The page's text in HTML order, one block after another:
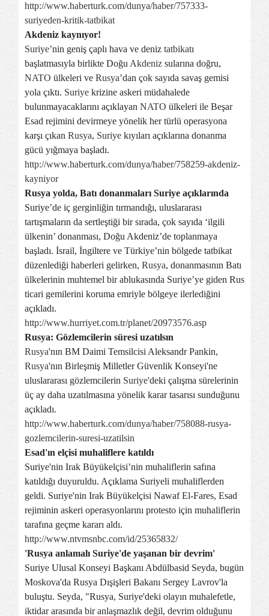
http://www.haberturk.com/dunya/haber/757333-
suriyeden-kritik-tatbikat
Akdeniz kaynıyor!
Suriye’nin geniş çaplı hava ve deniz tatbikatı
başlatmasıyla birlikte Doğu Akdeniz sularına doğru,
NATO ülkeleri ve Rusya’dan çok sayıda savaş gemisi
yola çıktı. Suriye krizine askeri müdahalede
bulunmayacaklarını açıklayan NATO ülkeleri ile Beşar
Esad rejimini devirmeye yönelik her türlü operasyona
karşı çıkan Rusya, Suriye kıyıları açıklarına donanma
gücü yığmaya başladı.
http://www.haberturk.com/dunya/haber/758259-akdeniz-
kayniyor
Rusya yolda, Batı donanmaları Suriye açıklarında
Suriye’de iç gerginliğin tırmandığı, uluslararası
tartışmaların da sertleştiği bir sırada, çok sayıda ‘ilgili
ülkenin’ donanması, Doğu Akdeniz’de toplanmaya
başladı. İsrail, İngiltere ve Türkiye’nin bölgede tatbikat
düzenlediği haberleri gelirken, Rusya, donanmasının Batı
ülkelerinin muhtemel bir ablukasında Suriye’ye giden Rus
ticari gemilerini koruma emriyle bölgeye ilerlediğini
açıkladı.
http://www.hurriyet.com.tr/planet/20973576.asp
Rusya: Gözlemcilerin süresi uzatılsın
Rusya'nın BM Daimi Temsilcisi Aleksandr Pankin,
Rusya'nın Birleşmiş Milletler Güvenlik Konseyi'ne
uluslararası gözlemcilerin Suriye'deki çalışma sürelerinin
üç ay daha uzatılmasına yönelik karar tasarısı sunduğunu
açıkladı.
http://www.haberturk.com/dunya/haber/758088-rusya-
gozlemcilerin-suresi-uzatilsin
Esad'ın elçisi muhaliflere katıldı
Suriye'nin Irak Büyükelçisi’nin muhaliflerin safına
katıldığı duyuruldu. Açıklama Suriyeli muhaliflerden
geldi. Suriye'nin Irak Büyükelçisi Nawaf El-Fares, Esad
rejiminin askeri operasyonlarını protesto için muhaliflerin
tarafına geçme kararı aldı.
http://www.ntvmsnbc.com/id/25365832/
'Rusya anlamalı Suriye'de yaşanan bir devrim'
Suriye Ulusal Konseyi Başkanı Abdülbasid Seyda, bugün
Moskova'da Rusya Dışişleri Bakanı Sergey Lavrov'la
buluştu. Seyda, "Rusya, Suriye'deki olayın muhalefetle,
iktidar arasında bir anlaşmazlık değil, devrim olduğunu